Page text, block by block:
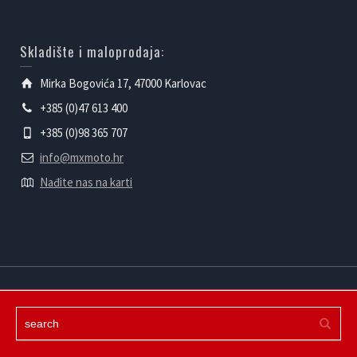
Skladište i maloprodaja:
Mirka Bogovića 17, 47000 Karlovac
+385 (0)47 613 400
+385 (0)98 365 707
info@mxmoto.hr
Nađite nas na karti
Powered by mXmoto d.o.o.